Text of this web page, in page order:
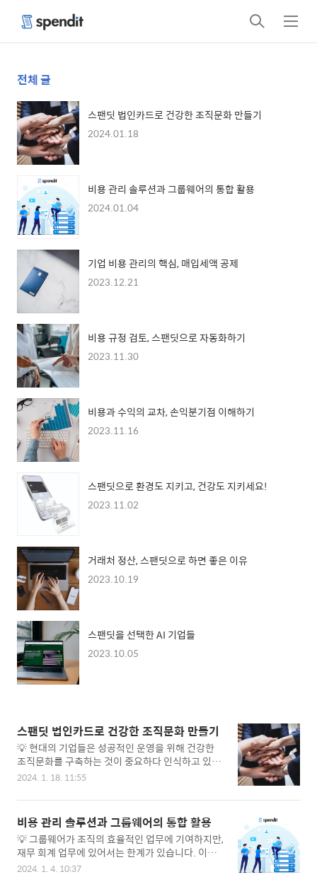
검
색
메
뉴
전체 글
스팬딧 법인카드로 건강한 조직문화 만들기
2024.01.18
비용 관리 솔루션과 그룹웨어의 통합 활용
2024.01.04
기업 비용 관리의 핵심, 매입세액 공제
2023.12.21
비용 규정 검토, 스팬딧으로 자동화하기
2023.11.30
비용과 수익의 교차, 손익분기점 이해하기
2023.11.16
스팬딧으로 환경도 지키고, 건강도 지키세요!
2023.11.02
거래처 정산, 스팬딧으로 하면 좋은 이유
2023.10.19
스팬딧을 선택한 AI 기업들
2023.10.05
스팬딧 법인카드로 건강한 조직문화 만들기
💡 현대의 기업들은 성공적인 운영을 위해 건강한
조직문화를 구축하는 것이 중요하다 인식하고 있습
니다. 이에 따라, 임직원의 편의성과 기업의 경영 효
인카드’가 주목받고 있습니다. 이번 글에서는 스팬
딧의 개인형 법인카드를 활용한 기업문화를 만들어
나가는 방법과 그 중요성에 대해 살펴보겠습니다.
1. 조직문화의 중요성과 실현 방법 조직문화는 기업
의 DNA로, 임직원의 업무 태도, 팀워크, 그리고 기
업의 가치를 형성하는 핵심입니다. 건강한 조직문화
2024. 1. 18. 11:55
비용 관리 솔루션과 그룹웨어의 통합 활용
💡 그룹웨어가 조직의 효율적인 업무에 기여하지만,
재무 회계 업무에 있어서는 한계가 있습니다. 이에
대한 효과적인 대안으로 비용 관리 SaaS인 스팬딧
2024. 1. 4. 10:37